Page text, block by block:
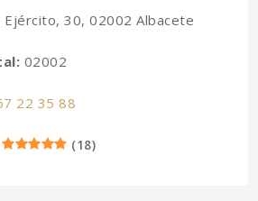
Ejército, 30, 02002 Albacete
02002
22 35 88
(18)